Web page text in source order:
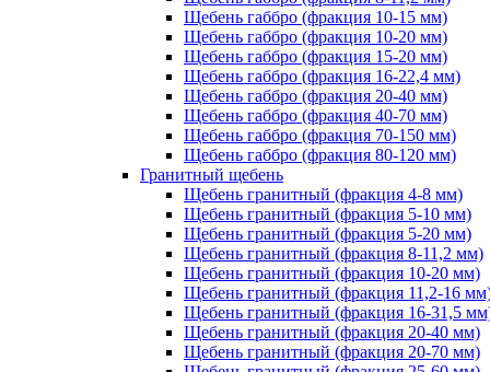
Щебень габбро (фракция 10-15 мм)
Щебень габбро (фракция 10-20 мм)
Щебень габбро (фракция 15-20 мм)
Щебень габбро (фракция 16-22,4 мм)
Щебень габбро (фракция 20-40 мм)
Щебень габбро (фракция 40-70 мм)
Щебень габбро (фракция 70-150 мм)
Щебень габбро (фракция 80-120 мм)
Гранитный щебень
Щебень гранитный (фракция 4-8 мм)
Щебень гранитный (фракция 5-10 мм)
Щебень гранитный (фракция 5-20 мм)
Щебень гранитный (фракция 8-11,2 мм)
Щебень гранитный (фракция 10-20 мм)
Щебень гранитный (фракция 11,2-16
Щебень гранитный (фракция 16-31,5
Щебень гранитный (фракция 20-40 мм)
Щебень гранитный (фракция 20-70 мм)